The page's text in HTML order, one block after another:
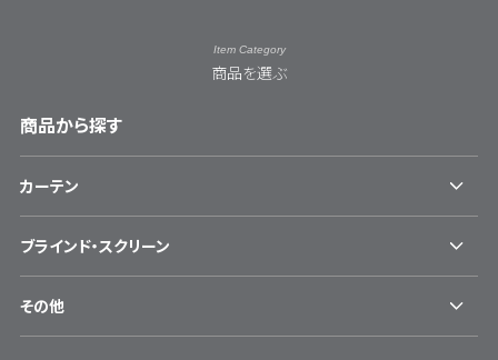
Item Category
商品を選ぶ
商品から探す
カーテン
ブラインド・スクリーン
その他